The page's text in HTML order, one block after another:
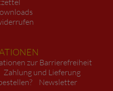
zur Barrierefreiheit
Zahlung und Lieferung
Newsletter